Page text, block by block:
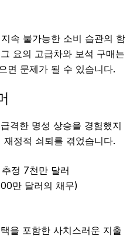
속 불가능한 소비 습관의 함
요의 고급차와 보석 구매는
면 문제가 될 수 있습니다.
격한 명성 상승을 경험했지
정적 쇠퇴를 겪었습니다.
정 7천만 달러
만 달러의 채무)
을 포함한 사치스러운 지출